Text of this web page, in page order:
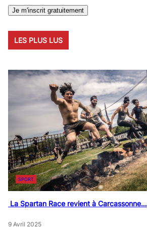
LES PLUS LUS
SPORT
La Spartan Race revient à Carcassonne…
9 Avril 2025